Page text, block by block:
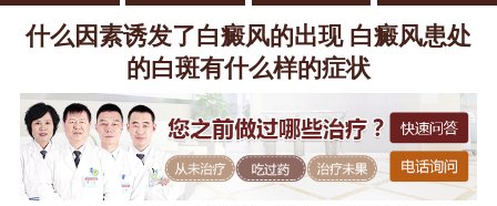
什么因素诱发了白癜风的出现 白癜风患处
的白斑有什么样的症状